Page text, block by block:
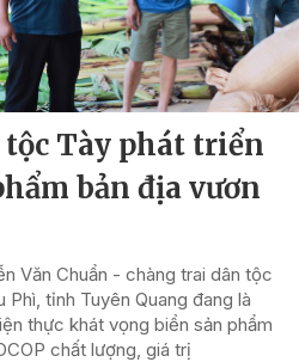
Tày phát triển
bản địa vươn
Văn Chuẩn - chàng trai dân tộc
Phì, tỉnh Tuyên Quang đang là
thực khát vọng biển sản phẩm
chất lượng, giá trị